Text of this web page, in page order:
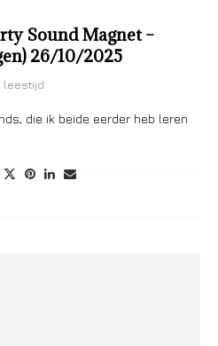
Sound Magnet –
26/10/2025
leestijd
die ik beide eerder heb leren